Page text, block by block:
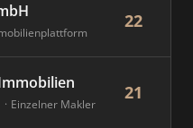
22
Einzelner Makler
21